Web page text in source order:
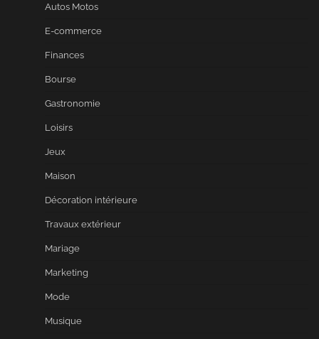
Autos Motos
E-commerce
Finances
Bourse
Gastronomie
Loisirs
Jeux
Maison
Décoration intérieure
Travaux extérieur
Mariage
Marketing
Mode
Musique